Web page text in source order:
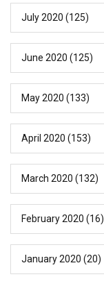
July 2020 (125)
June 2020 (125)
May 2020 (133)
April 2020 (153)
March 2020 (132)
February 2020 (16)
January 2020 (20)